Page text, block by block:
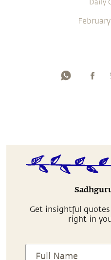
Daily
Get insightful
right in